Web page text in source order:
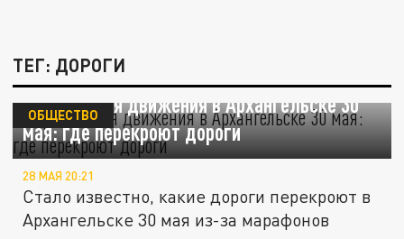
ТЕГ: ДОРОГИ
Ограничения движения в Архангельске 30
мая: где перекроют дороги
ОБЩЕСТВО
28 МАЯ 20:21
Стало известно, какие дороги перекроют в
Архангельске 30 мая из-за марафонов